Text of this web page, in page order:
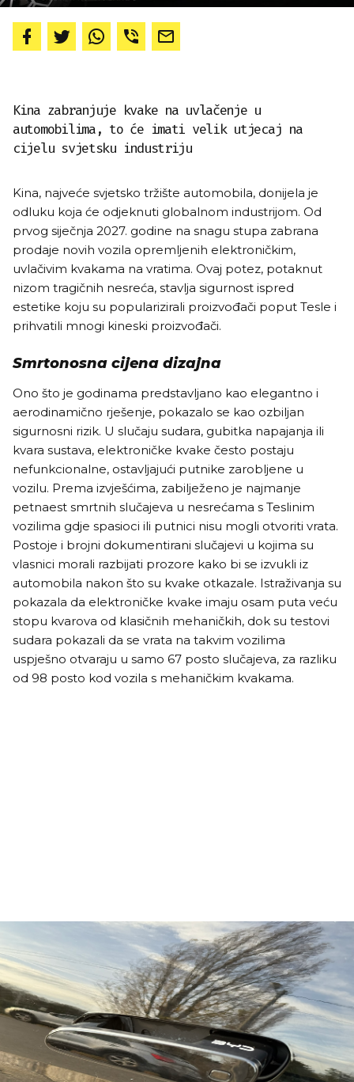
Kina zabranjuje kvake na uvlačenje u
automobilima, to će imati velik utjecaj na
cijelu svjetsku industriju
Kina, najveće svjetsko tržište automobila, donijela je
odluku koja će odjeknuti globalnom industrijom. Od
prvog siječnja 2027. godine na snagu stupa zabrana
prodaje novih vozila opremljenih elektroničkim,
uvlačivim kvakama na vratima. Ovaj potez, potaknut
nizom tragičnih nesreća, stavlja sigurnost ispred
estetike koju su popularizirali proizvođači poput Tesle i
prihvatili mnogi kineski proizvođači.
Smrtonosna cijena dizajna
Ono što je godinama predstavljano kao elegantno i
aerodinamično rješenje, pokazalo se kao ozbiljan
sigurnosni rizik. U slučaju sudara, gubitka napajanja ili
kvara sustava, elektroničke kvake često postaju
nefunkcionalne, ostavljajući putnike zarobljene u
vozilu. Prema izvješćima, zabilježeno je najmanje
petnaest smrtnih slučajeva u nesrećama s Teslinim
vozilima gdje spasioci ili putnici nisu mogli otvoriti vrata.
Postoje i brojni dokumentirani slučajevi u kojima su
vlasnici morali razbijati prozore kako bi se izvukli iz
automobila nakon što su kvake otkazale. Istraživanja su
pokazala da elektroničke kvake imaju osam puta veću
stopu kvarova od klasičnih mehaničkih, dok su testovi
sudara pokazali da se vrata na takvim vozilima
uspješno otvaraju u samo 67 posto slučajeva, za razliku
od 98 posto kod vozila s mehaničkim kvakama.